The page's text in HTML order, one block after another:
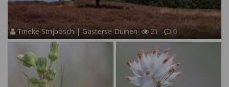
Tineke Strijbosch | Gasterse Duinen 21 0